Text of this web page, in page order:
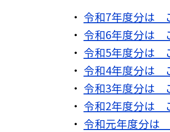
令和7年度分は
令和6年度分は
令和5年度分は
令和4年度分は
令和3年度分は
令和2年度分は
令和元年度分は